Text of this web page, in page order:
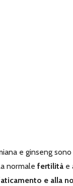
e ginseng sono
normale fertilità e
e alla